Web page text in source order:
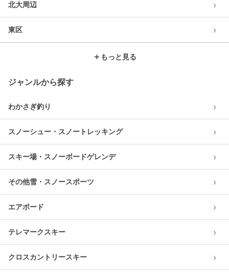
北大周辺 ›
東区 ›
＋ もっと見る
ジャンルから探す
わかさぎ釣り ›
スノーシュー・スノートレッキング ›
スキー場・スノーボードゲレンデ ›
その他雪・スノースポーツ ›
エアボード ›
テレマークスキー ›
クロスカントリースキー ›